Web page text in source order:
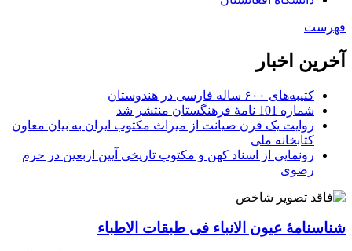
فهرست
آخرین اخبار
کتیبه‌های ۶۰۰ ساله فارسی در هندوستان
شماره 101 نامۀ فرهنگستان منتشر شد
روایت یک قرن صیانت از میراث مکتوب ایران به بیان معاون
کتابخانه ملی
رونمایی از اسناد کهن و مکتوب تاریخی آیین اربعین در حرم
رضوی
شناسنامۀ عیون الانباء فی طبقات الاطباء